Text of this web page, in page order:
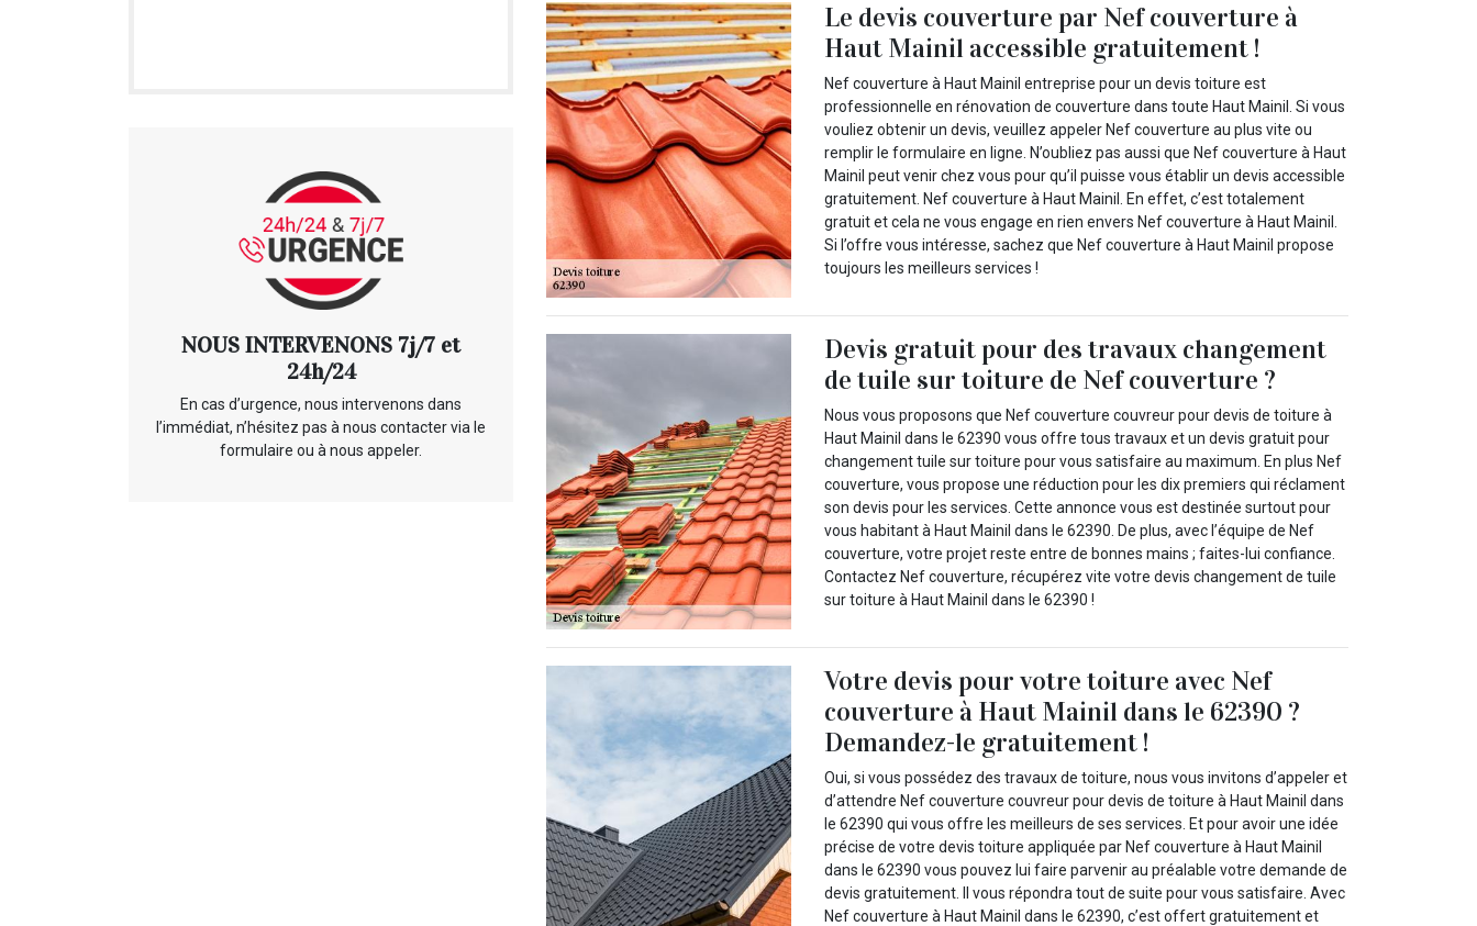
NOUS INTERVENONS 7j/7 et
24h/24
En cas d’urgence, nous intervenons dans
l’immédiat, n’hésitez pas à nous contacter via le
formulaire ou à nous appeler.
Le devis couverture par Nef couverture à
Haut Mainil accessible gratuitement !
Nef couverture à Haut Mainil entreprise pour un devis toiture est
professionnelle en rénovation de couverture dans toute Haut Mainil. Si vous
vouliez obtenir un devis, veuillez appeler Nef couverture au plus vite ou
remplir le formulaire en ligne. N’oubliez pas aussi que Nef couverture à Haut
Mainil peut venir chez vous pour qu’il puisse vous établir un devis accessible
gratuitement. Nef couverture à Haut Mainil. En effet, c’est totalement
gratuit et cela ne vous engage en rien envers Nef couverture à Haut Mainil.
Si l’offre vous intéresse, sachez que Nef couverture à Haut Mainil propose
toujours les meilleurs services !
Devis gratuit pour des travaux changement
de tuile sur toiture de Nef couverture ?
Nous vous proposons que Nef couverture couvreur pour devis de toiture à
Haut Mainil dans le 62390 vous offre tous travaux et un devis gratuit pour
changement tuile sur toiture pour vous satisfaire au maximum. En plus Nef
couverture, vous propose une réduction pour les dix premiers qui réclament
son devis pour les services. Cette annonce vous est destinée surtout pour
vous habitant à Haut Mainil dans le 62390. De plus, avec l’équipe de Nef
couverture, votre projet reste entre de bonnes mains ; faites-lui confiance.
Contactez Nef couverture, récupérez vite votre devis changement de tuile
sur toiture à Haut Mainil dans le 62390 !
Votre devis pour votre toiture avec Nef
couverture à Haut Mainil dans le 62390 ?
Demandez-le gratuitement !
Oui, si vous possédez des travaux de toiture, nous vous invitons d’appeler et
d’attendre Nef couverture couvreur pour devis de toiture à Haut Mainil dans
le 62390 qui vous offre les meilleurs de ses services. Et pour avoir une idée
précise de votre devis toiture appliquée par Nef couverture à Haut Mainil
dans le 62390 vous pouvez lui faire parvenir au préalable votre demande de
devis gratuitement. Il vous répondra tout de suite pour vous satisfaire. Avec
Nef couverture à Haut Mainil dans le 62390, c’est offert gratuitement et